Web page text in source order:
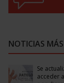
NOTICIAS
Se
acceder